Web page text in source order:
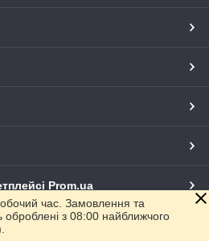
Prom.ua
час. Замовлення та
оброблені з 08:00 найближчого